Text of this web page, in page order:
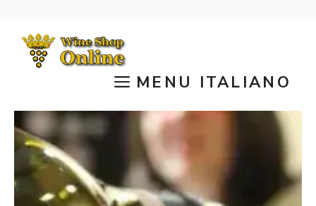
contenuto
MENU ITALIANO